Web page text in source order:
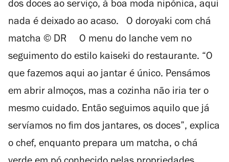
dos doces ao serviço, à boa moda nipónica, aqui
nada é deixado ao acaso. O doroyaki com chá
matcha © DR O menu do lanche vem no
seguimento do estilo kaiseki do restaurante. “O
que fazemos aqui ao jantar é único. Pensámos
em abrir almoços, mas a cozinha não iria ter o
mesmo cuidado. Então seguimos aquilo que já
servíamos no fim dos jantares, os doces”, explica
o chef, enquanto prepara um matcha, o chá